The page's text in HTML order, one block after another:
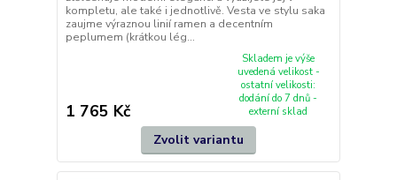
kompletu, ale také i jednotlivě. Vesta ve stylu saka
zaujme výraznou linií ramen a decentním
peplumem (krátkou lég...
1 765 Kč
Skladem je výše
uvedená velikost -
ostatní velikosti:
dodání do 7 dnů -
externí sklad
Zvolit variantu